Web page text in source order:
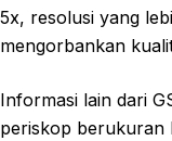
5x, resolusi yang
mengorbankan
Informasi lain dari
periskop berukuran